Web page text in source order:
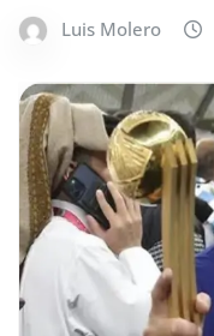
Luis Molero